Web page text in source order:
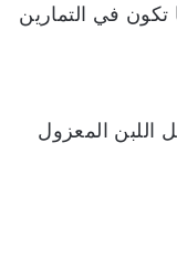
في التمارين
اللبن المعزول